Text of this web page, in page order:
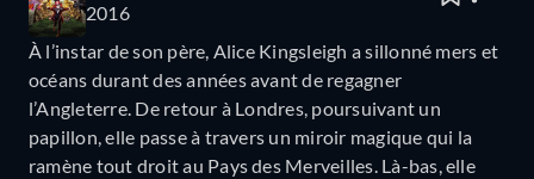
2016
À l’instar de son père, Alice Kingsleigh a sillonné mers et
océans durant des années avant de regagner
l’Angleterre. De retour à Londres, poursuivant un
papillon, elle passe à travers un miroir magique qui la
ramène tout droit au Pays des Merveilles. Là-bas, elle